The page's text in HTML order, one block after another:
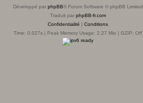
Développé par phpBB® Forum Software © phpBB Limited
Traduit par phpBB-fr.com
Confidentialité | Conditions
Time: 0.027s | Peak Memory Usage: 2.27 Mio | GZIP: Off